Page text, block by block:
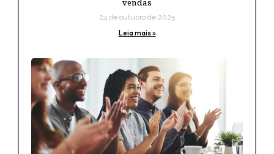
24 de outubro de 2025
Leia mais »